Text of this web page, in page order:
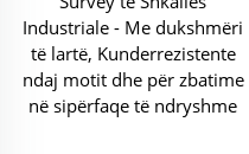
Industriale - Me dukshmëri
të lartë, Kunderrezistente
ndaj motit dhe për zbatime
në sipërfaqe të ndryshme